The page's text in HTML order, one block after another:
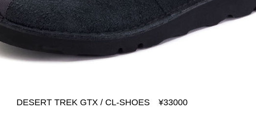
DESERT TREK GTX / CL-SHOES ¥33000